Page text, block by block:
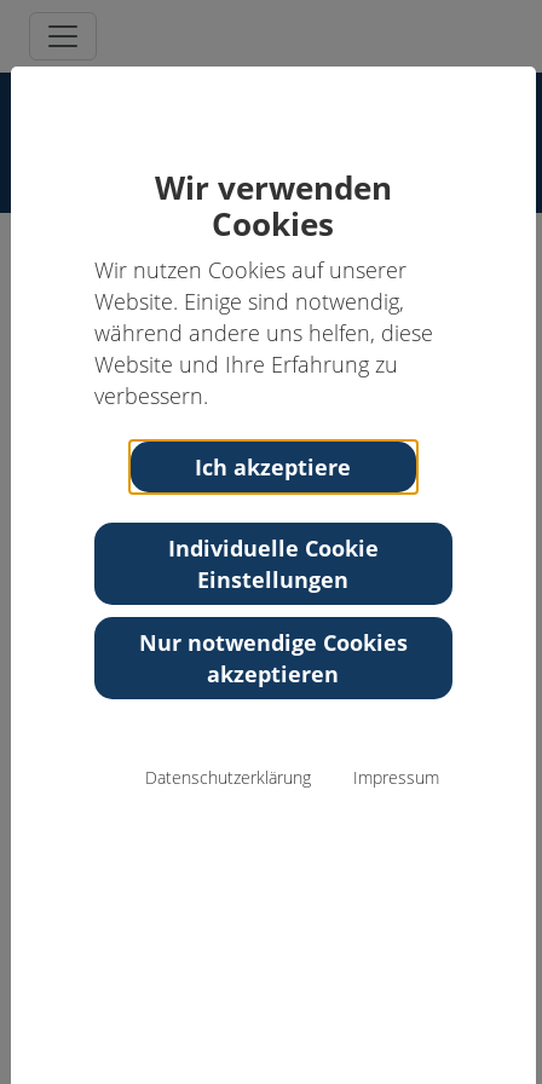
Wir verwenden
Cookies
Wir nutzen Cookies auf unserer
Website. Einige sind notwendig,
während andere uns helfen, diese
Website und Ihre Erfahrung zu
verbessern.
Ich akzeptiere
Individuelle Cookie
Einstellungen
Nur notwendige Cookies
akzeptieren
Datenschutzerklärung Impressum
Cornelia Jacob, Dipl.-Psych.
Supervisor:in, Schmerzpsychotherapeut:in
Anschrift
Baden-Württemberg
Kontakt
Fax: 07304-434905
Email: jacob.cornelia@t-
Web:http://www.praxis-
Zurück zur Übersicht